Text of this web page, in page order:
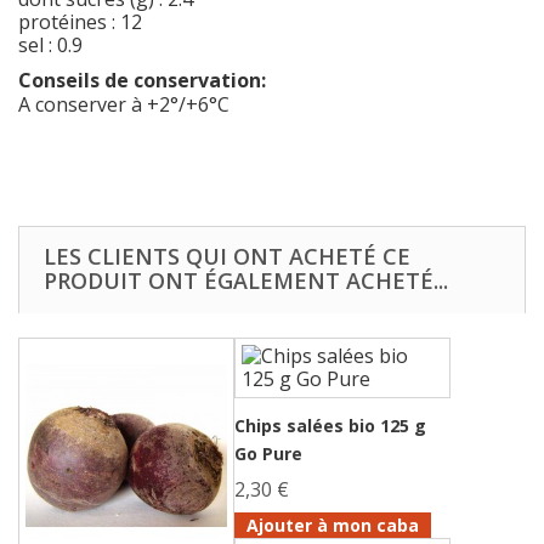
protéines : 12
sel : 0.9
Conseils de conservation:
A conserver à +2°/+6°C
LES CLIENTS QUI ONT ACHETÉ CE
PRODUIT ONT ÉGALEMENT ACHETÉ...
Chips salées bio 125 g
Go Pure
2,30 €
Ajouter à mon caba